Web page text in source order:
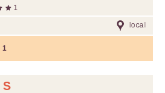
1
local
1
S